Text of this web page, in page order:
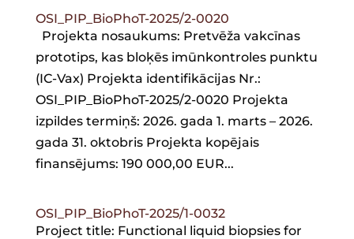
OSI_PIP_BioPhoT-2025/2-0020
Projekta nosaukums: Pretvēža vakcīnas
prototips, kas bloķēs imūnkontroles punktu
(IC-Vax) Projekta identifikācijas Nr.:
OSI_PIP_BioPhoT-2025/2-0020 Projekta
izpildes termiņš: 2026. gada 1. marts – 2026.
gada 31. oktobris Projekta kopējais
finansējums: 190 000,00 EUR...
OSI_PIP_BioPhoT-2025/1-0032
Project title: Functional liquid biopsies for